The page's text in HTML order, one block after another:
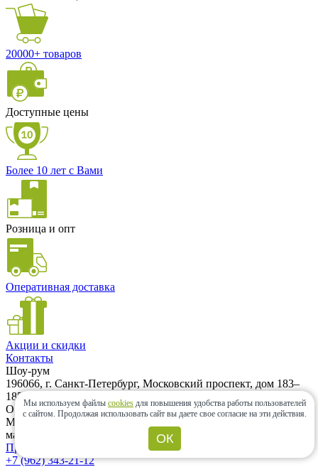
20000+ товаров
Доступные цены
Более 10 лет с Вами
Розница и опт
Оперативная доставка
Акции и скидки
Контакты
Шоу-рум
196066, г. Санкт-Петербург, Московский проспект, дом 183–
185Ак2А. Шоу-рум находится на территории ЖК «Граф
Орлов». (500м от метро Московская) Вход возможен с
Московского проспекта и с Варшавской улицы. Заезд на
машине только с Варшавской улицы.
Проложить маршрут
+7 (962) 343-21-12
Мы используем файлы cookies для повышения удобства работы пользователей
с сайтом. Продолжая использовать сайт вы даете свое согласие на эти действия.
ОК